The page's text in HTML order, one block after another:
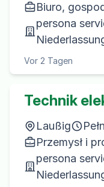
Biuro,
persona
Vor 2 Tagen
Technik
Laußig
Przemysł i
persona